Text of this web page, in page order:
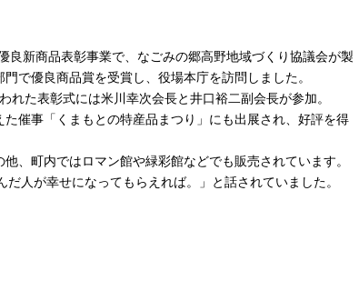
新商品表彰事業で、なごみの郷高野地域づくり協議会が製
で優良商品賞を受賞し、役場本庁を訪問しました。
た表彰式には米川幸次会長と井口裕二副会長が参加。
催事「くまもとの特産品まつり」にも出展され、好評を得
、町内ではロマン館や緑彩館などでも販売されています。
人が幸せになってもらえれば。」と話されていました。